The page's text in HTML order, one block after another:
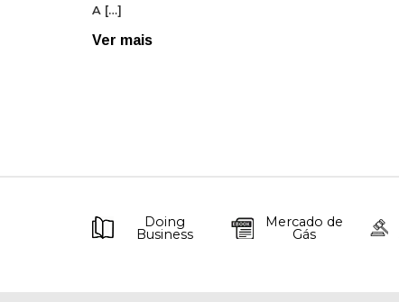
A […]
Ver mais
Doing
Business
Mercado de
Gás